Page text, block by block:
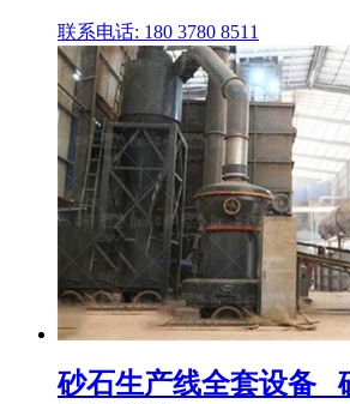
联系电话: 180 3780 8511
砂石生产线全套设备 _